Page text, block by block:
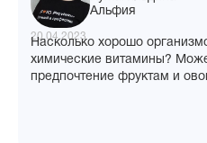
Альфия
20.04.2023
Насколько хорошо
химические витамины?
предпочтение фруктам и